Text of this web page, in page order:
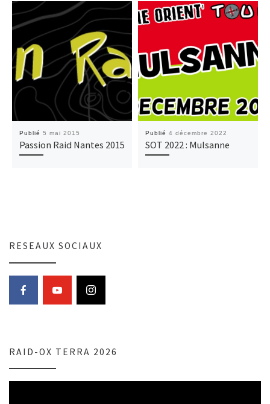
Publié 5 mai 2015
Passion Raid Nantes 2015
Publié 4 décembre 2022
SOT 2022 : Mulsanne
RESEAUX SOCIAUX
RAID-OX TERRA 2026